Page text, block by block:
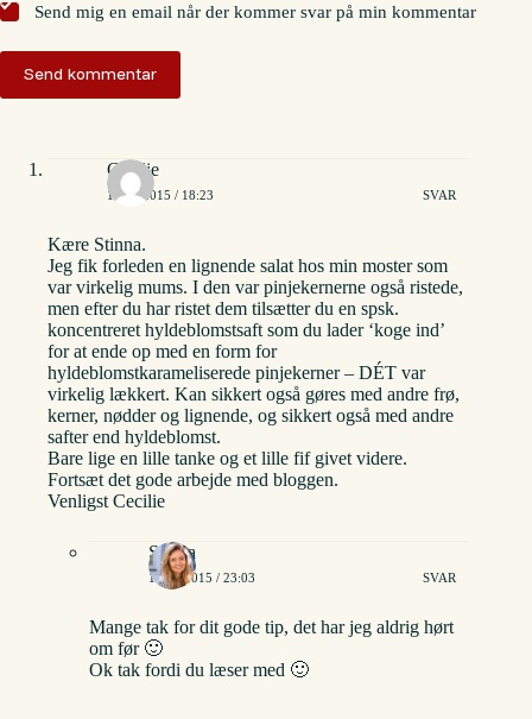
Send mig en email når der kommer svar på min kommentar
Send kommentar
Cecilie
14/08/2015 / 18:23 SVAR
Kære Stinna.
Jeg fik forleden en lignende salat hos min moster som
var virkelig mums. I den var pinjekernerne også ristede,
men efter du har ristet dem tilsætter du en spsk.
koncentreret hyldeblomstsaft som du lader ‘koge ind’
for at ende op med en form for
hyldeblomstkarameliserede pinjekerner – DÉT var
virkelig lækkert. Kan sikkert også gøres med andre frø,
kerner, nødder og lignende, og sikkert også med andre
safter end hyldeblomst.
Bare lige en lille tanke og et lille fif givet videre.
Fortsæt det gode arbejde med bloggen.
Venligst Cecilie
Stinna
14/08/2015 / 23:03 SVAR
Mange tak for dit gode tip, det har jeg aldrig hørt
om før 🙂
Ok tak fordi du læser med 🙂